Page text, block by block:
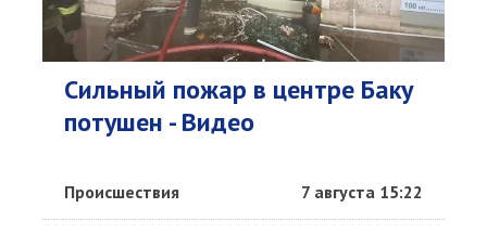
Сильный пожар в центре Баку
потушен - Видео
Происшествия 7 августа 15:22